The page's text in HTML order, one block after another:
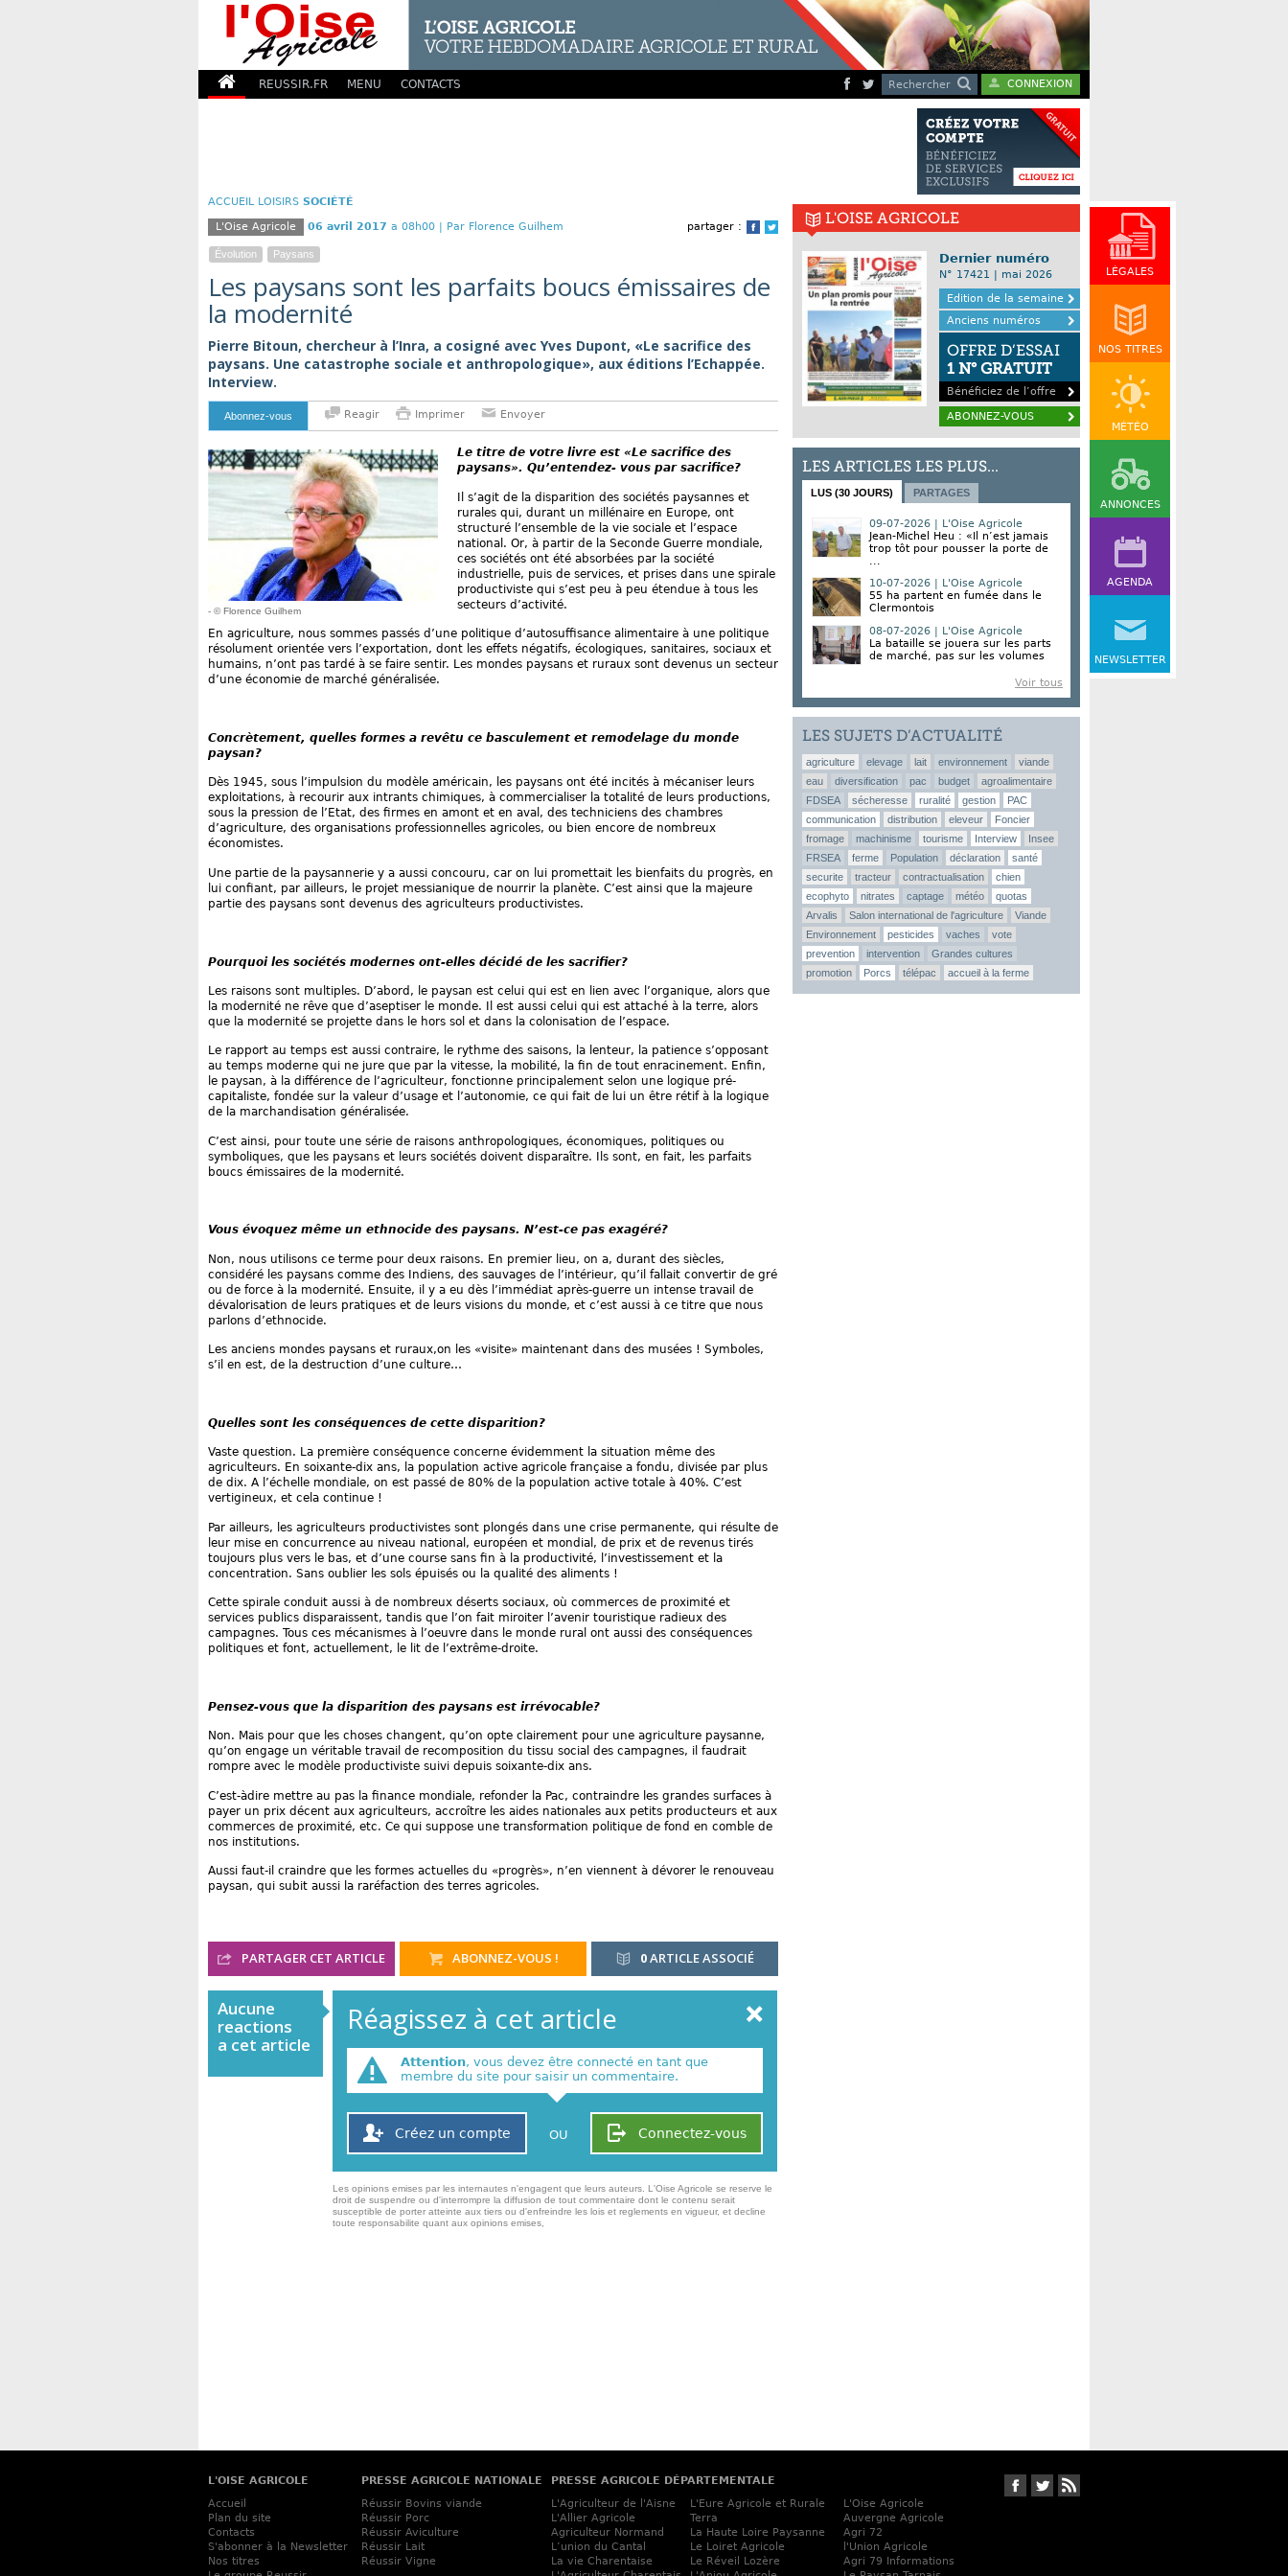
REUSSIR.FR MENU CONTACTS Rechercher CONNEXION
LÉGALES
NOS TITRES
MÉTÉO
ANNONCES
AGENDA
NEWSLETTER
ACCUEIL LOISIRS SOCIÉTÉ
partager :
Facebook
Twitter
L'Oise Agricole 06 avril 2017 a 08h00 | Par Florence Guilhem
Évolution Paysans
Les paysans sont les parfaits boucs émissaires de
la modernité
Pierre Bitoun, chercheur à l’Inra, a cosigné avec Yves Dupont, «Le sacrifice des
paysans. Une catastrophe sociale et anthropologique», aux éditions l’Echappée.
Interview.
Abonnez-vous Reagir Imprimer Envoyer
- © Florence Guilhem
Le titre de votre livre est «Le sacrifice des
paysans». Qu’entendez- vous par sacrifice?
Il s’agit de la disparition des sociétés paysannes et
rurales qui, durant un millénaire en Europe, ont
structuré l’ensemble de la vie sociale et l’espace
national. Or, à partir de la Seconde Guerre mondiale,
ces sociétés ont été absorbées par la société
industrielle, puis de services, et prises dans une spirale
productiviste qui s’est peu à peu étendue à tous les
secteurs d’activité.
En agriculture, nous sommes passés d’une politique d’autosuffisance alimentaire à une politique
résolument orientée vers l’exportation, dont les effets négatifs, écologiques, sanitaires, sociaux et
humains, n’ont pas tardé à se faire sentir. Les mondes paysans et ruraux sont devenus un secteur
d’une économie de marché généralisée.
Concrètement, quelles formes a revêtu ce basculement et remodelage du monde
paysan?
Dès 1945, sous l’impulsion du modèle américain, les paysans ont été incités à mécaniser leurs
exploitations, à recourir aux intrants chimiques, à commercialiser la totalité de leurs productions,
sous la pression de l’Etat, des firmes en amont et en aval, des techniciens des chambres
d’agriculture, des organisations professionnelles agricoles, ou bien encore de nombreux
économistes.
Une partie de la paysannerie y a aussi concouru, car on lui promettait les bienfaits du progrès, en
lui confiant, par ailleurs, le projet messianique de nourrir la planète. C’est ainsi que la majeure
partie des paysans sont devenus des agriculteurs productivistes.
Pourquoi les sociétés modernes ont-elles décidé de les sacrifier?
Les raisons sont multiples. D’abord, le paysan est celui qui est en lien avec l’organique, alors que
la modernité ne rêve que d’aseptiser le monde. Il est aussi celui qui est attaché à la terre, alors
que la modernité se projette dans le hors sol et dans la colonisation de l’espace.
Le rapport au temps est aussi contraire, le rythme des saisons, la lenteur, la patience s’opposant
au temps moderne qui ne jure que par la vitesse, la mobilité, la fin de tout enracinement. Enfin,
le paysan, à la différence de l’agriculteur, fonctionne principalement selon une logique pré-
capitaliste, fondée sur la valeur d’usage et l’autonomie, ce qui fait de lui un être rétif à la logique
de la marchandisation généralisée.
C’est ainsi, pour toute une série de raisons anthropologiques, économiques, politiques ou
symboliques, que les paysans et leurs sociétés doivent disparaître. Ils sont, en fait, les parfaits
boucs émissaires de la modernité.
Vous évoquez même un ethnocide des paysans. N’est-ce pas exagéré?
Non, nous utilisons ce terme pour deux raisons. En premier lieu, on a, durant des siècles,
considéré les paysans comme des Indiens, des sauvages de l’intérieur, qu’il fallait convertir de gré
ou de force à la modernité. Ensuite, il y a eu dès l’immédiat après-guerre un intense travail de
dévalorisation de leurs pratiques et de leurs visions du monde, et c’est aussi à ce titre que nous
parlons d’ethnocide.
Les anciens mondes paysans et ruraux,on les «visite» maintenant dans des musées ! Symboles,
s’il en est, de la destruction d’une culture…
Quelles sont les conséquences de cette disparition?
Vaste question. La première conséquence concerne évidemment la situation même des
agriculteurs. En soixante-dix ans, la population active agricole française a fondu, divisée par plus
de dix. A l’échelle mondiale, on est passé de 80% de la population active totale à 40%. C’est
vertigineux, et cela continue !
Par ailleurs, les agriculteurs productivistes sont plongés dans une crise permanente, qui résulte de
leur mise en concurrence au niveau national, européen et mondial, de prix et de revenus tirés
toujours plus vers le bas, et d’une course sans fin à la productivité, l’investissement et la
concentration. Sans oublier les sols épuisés ou la qualité des aliments !
Cette spirale conduit aussi à de nombreux déserts sociaux, où commerces de proximité et
services publics disparaissent, tandis que l’on fait miroiter l’avenir touristique radieux des
campagnes. Tous ces mécanismes à l’oeuvre dans le monde rural ont aussi des conséquences
politiques et font, actuellement, le lit de l’extrême-droite.
Pensez-vous que la disparition des paysans est irrévocable?
Non. Mais pour que les choses changent, qu’on opte clairement pour une agriculture paysanne,
qu’on engage un véritable travail de recomposition du tissu social des campagnes, il faudrait
rompre avec le modèle productiviste suivi depuis soixante-dix ans.
C’est-àdire mettre au pas la finance mondiale, refonder la Pac, contraindre les grandes surfaces à
payer un prix décent aux agriculteurs, accroître les aides nationales aux petits producteurs et aux
commerces de proximité, etc. Ce qui suppose une transformation politique de fond en comble de
nos institutions.
Aussi faut-il craindre que les formes actuelles du «progrès», n’en viennent à dévorer le renouveau
paysan, qui subit aussi la raréfaction des terres agricoles.
0ARTICLE ASSOCIÉ
PARTAGER CET ARTICLE ABONNEZ-VOUS !
Aucune
reactions
a cet article
Réagissez à cet article
Attention, vous devez être connecté en tant que
membre du site pour saisir un commentaire.
Connectez-vous
Créez un compte OU
Les opinions emises par les internautes n'engagent que leurs auteurs. L'Oise Agricole se reserve le
droit de suspendre ou d'interrompre la diffusion de tout commentaire dont le contenu serait
susceptible de porter atteinte aux tiers ou d'enfreindre les lois et reglements en vigueur, et decline
toute responsabilite quant aux opinions emises,
L'OISE AGRICOLE
Dernier numéro
N° 17421 | mai 2026
Edition de la semaine
Anciens numéros
OFFRE D’ESSAI
1 N° GRATUIT
Bénéficiez de l’offre
ABONNEZ-VOUS
LES ARTICLES LES PLUS...
LUS (30 JOURS) PARTAGES
09-07-2026 | L'Oise Agricole
Jean-Michel Heu : «Il n’est jamais
trop tôt pour pousser la porte de
...
10-07-2026 | L'Oise Agricole
55 ha partent en fumée dans le
Clermontois
08-07-2026 | L'Oise Agricole
La bataille se jouera sur les parts
de marché, pas sur les volumes
Voir tous
LES SUJETS D’ACTUALITÉ
agriculture elevage lait environnement
viande
eau
diversification pac budget
agroalimentaire
FDSEA
sécheresse ruralité gestion
PAC
communication
distribution eleveur
Foncier
fromage
machinisme tourisme Interview
Insee
FRSEA
ferme Population déclaration
santé
securite
tracteur contractualisation
chien
ecophyto
nitrates captage météo
quotas
Arvalis
Salon international de l'agriculture
Viande
Environnement
pesticides vaches
vote
prevention
intervention
Grandes cultures
promotion
Porcs télépac accueil à la ferme
Suivez-nous sur Facebook
Suivez-nous sur Twitter
L'OISE AGRICOLE
Accueil
Plan du site
Contacts
S'abonner à la Newsletter
Nos titres
PRESSE AGRICOLE NATIONALE
Réussir Bovins viande
Réussir Porc
Réussir Aviculture
Réussir Lait
Réussir Vigne
PRESSE AGRICOLE DÉPARTEMENTALE
L'Agriculteur de l'Aisne
L'Allier Agricole
Agriculteur Normand
L’union du Cantal
La vie Charentaise
L'Eure Agricole et Rurale
Terra
La Haute Loire Paysanne
Le Loiret Agricole
Le Réveil Lozère
L'Oise Agricole
Auvergne Agricole
Agri 72
l'Union Agricole
Agri 79 Informations